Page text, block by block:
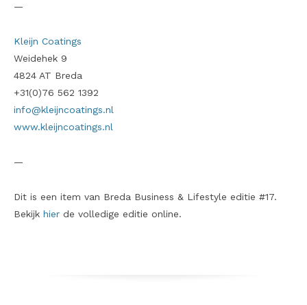
—
Kleijn Coatings
Weidehek 9
4824 AT Breda
+31(0)76 562 1392
info@kleijncoatings.nl
www.kleijncoatings.nl
—
Dit is een item van Breda Business & Lifestyle editie #17.
Bekijk hier de volledige editie online.